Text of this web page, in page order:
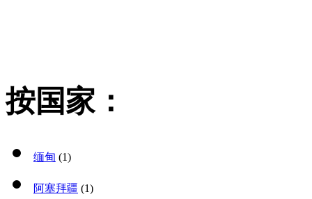
按国家：
缅甸 (1)
阿塞拜疆 (1)